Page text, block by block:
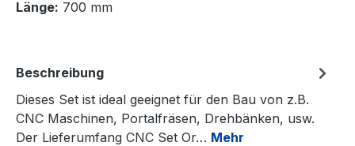
Länge: 700 mm
Beschreibung
Dieses Set ist ideal geeignet für den Bau von z.B.
CNC Maschinen, Portalfräsen, Drehbänken, usw.
Der Lieferumfang CNC Set Or… Mehr